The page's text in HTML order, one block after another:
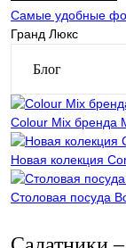
Самые удобные
Гранд Люкс
Блог
Colour Mix бренда
Новая колекция
Столовая посуда